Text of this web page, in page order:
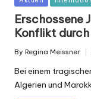
in
Erschossene
Konflikt
Posted
By Regina Meissner
Bei einem
Algerien und